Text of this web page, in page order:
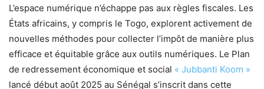
L’espace numérique n’échappe pas aux règles fiscales. Les
États africains, y compris le Togo, explorent activement de
nouvelles méthodes pour collecter l’impôt de manière plus
efficace et équitable grâce aux outils numériques. Le Plan
de redressement économique et social « Jubbanti Koom »
lancé début août 2025 au Sénégal s’inscrit dans cette